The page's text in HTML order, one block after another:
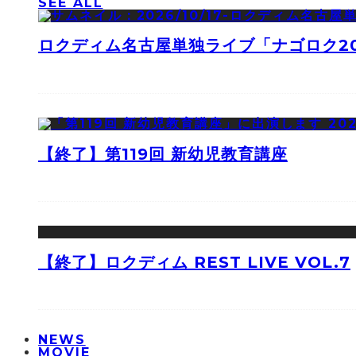
ロクディム名古屋単独ライブ「ナゴロク
【終了】第119回 新幼児教育講座
【終了】ロクディム REST LIVE VOL.7
NEWS
MOVIE